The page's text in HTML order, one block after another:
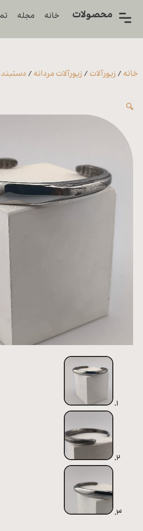
محصولات
زیورآلات
ورشو
محصولات خانه مجله
خانه/ زیورآلات/ زیورآلات مردانه/دستبند
🔍